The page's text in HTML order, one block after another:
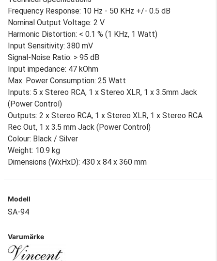
Frequency Response: 10 Hz - 50 KHz +/- 0.5 dB
Nominal Output Voltage: 2 V
Harmonic Distortion: < 0.1 % (1 KHz, 1 Watt)
Input Sensitivity: 380 mV
Signal-Noise Ratio: > 95 dB
Input impedance: 47 kOhm
Max. Power Consumption: 25 Watt
Inputs: 5 x Stereo RCA, 1 x Stereo XLR, 1 x 3.5mm Jack
(Power Control)
Outputs: 2 x Stereo RCA, 1 x Stereo XLR, 1 x Stereo RCA
Rec Out, 1 x 3.5 mm Jack (Power Control)
Colour: Black / Silver
Weight: 10.9 kg
Dimensions (WxHxD): 430 x 84 x 360 mm
Modell
SA-94
Varumärke